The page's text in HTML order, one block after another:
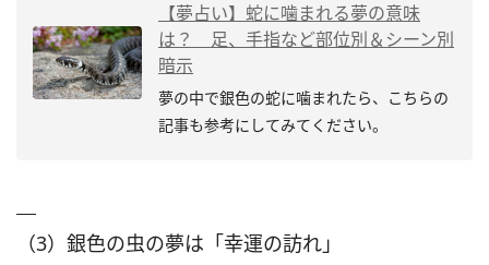
【夢占い】蛇に噛まれる夢の意味
は？ 足、手指など部位別＆シーン別
暗示
夢の中で銀色の蛇に噛まれたら、こちらの
記事も参考にしてみてください。
（3）銀色の虫の夢は「幸運の訪れ」